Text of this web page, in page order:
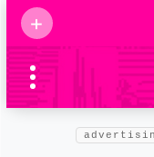
+
Supermamás
2025
Marcas de
confianza
Foro salud